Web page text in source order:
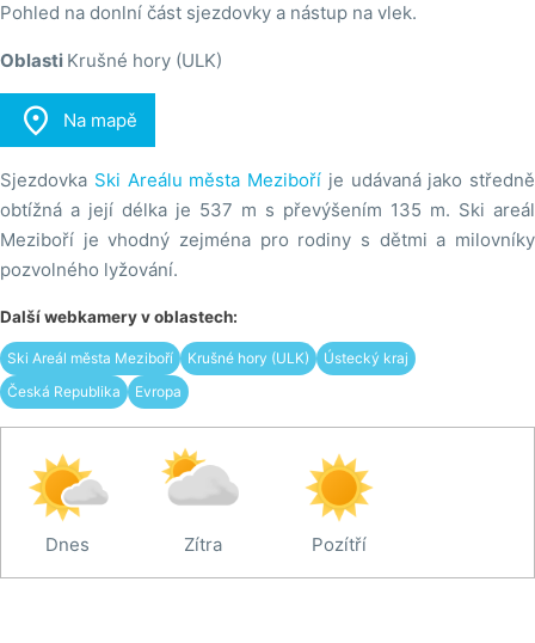
Pohled na donlní část sjezdovky a nástup na vlek.
Oblasti Krušné hory (ULK)
 Na mapě
Sjezdovka Ski Areálu města Meziboří je udávaná jako středně
obtížná a její délka je 537 m s převýšením 135 m. Ski areál
Meziboří je vhodný zejména pro rodiny s dětmi a milovníky
pozvolného lyžování.
Další webkamery v oblastech:
Ski Areál města Meziboří Krušné hory (ULK)
Ústecký kraj
Česká Republika
Evropa
Dnes Zítra Pozítří